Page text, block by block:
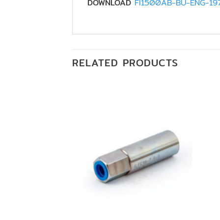
DOWNLOAD FI1500AB-BU-ENG-
RELATED PRODUCTS